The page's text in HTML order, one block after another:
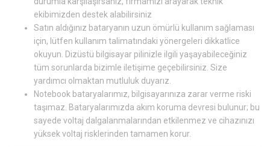
ekibimizden destek alabilirsiniz
Satın aldığınız bataryanın uzun ömürlü kullanım sağlaması
için, lütfen kullanım talimatındaki yönergeleri dikkatlice
okuyun. Dizüstü bilgisayar pilinizle ilgili yaşayabileceğiniz
tüm sorunlarda bizimle iletişime geçebilirsiniz. Size
yardımcı olmaktan mutluluk duyarız.
Notebook bataryalarımız, bilgisayarınıza zarar verme riski
taşımaz. Bataryalarımızda akım koruma devresi bulunur; bu
sayede voltaj dalgalanmalarından etkilenmez ve cihazınızı
yüksek voltaj risklerinden tamamen korur.